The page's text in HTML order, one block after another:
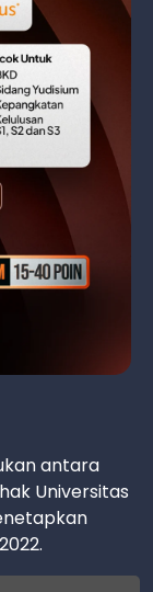
antara
Universitas